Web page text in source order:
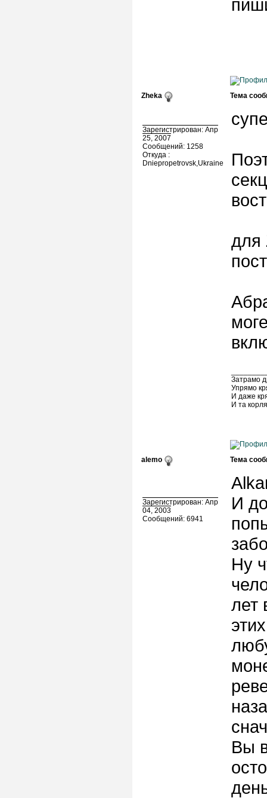
Zheka Тема
Зарегистрирован: Апр
25, 2007
Сообщений: 1258
Откуда :
Dniepropetrovsk,Ukraine
для
Затрамо
Упрямо
И даже
И та
alemo Тема
Зарегистрирован: Апр
04, 2003
Сообщений: 6941
И
Ну
лет
Вы